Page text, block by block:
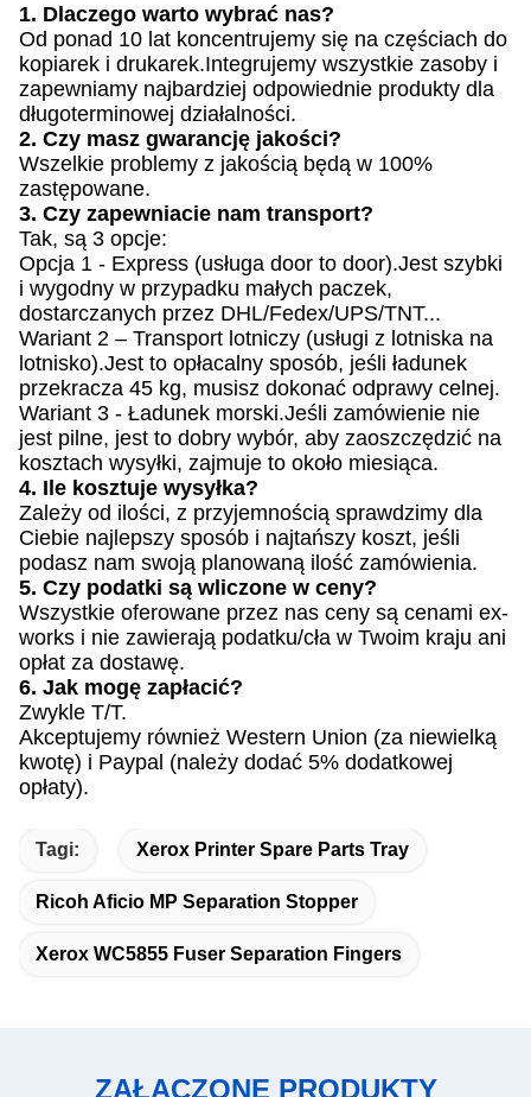
1. Dlaczego warto wybrać nas?
Od ponad 10 lat koncentrujemy się na częściach do
kopiarek i drukarek.Integrujemy wszystkie zasoby i
zapewniamy najbardziej odpowiednie produkty dla
długoterminowej działalności.
2. Czy masz gwarancję jakości?
Wszelkie problemy z jakością będą w 100%
zastępowane.
3. Czy zapewniacie nam transport?
Tak, są 3 opcje:
Opcja 1 - Express (usługa door to door).Jest szybki
i wygodny w przypadku małych paczek,
dostarczanych przez DHL/Fedex/UPS/TNT...
Wariant 2 – Transport lotniczy (usługi z lotniska na
lotnisko).Jest to opłacalny sposób, jeśli ładunek
przekracza 45 kg, musisz dokonać odprawy celnej.
Wariant 3 - Ładunek morski.Jeśli zamówienie nie
jest pilne, jest to dobry wybór, aby zaoszczędzić na
kosztach wysyłki, zajmuje to około miesiąca.
4. Ile kosztuje wysyłka?
Zależy od ilości, z przyjemnością sprawdzimy dla
Ciebie najlepszy sposób i najtańszy koszt, jeśli
podasz nam swoją planowaną ilość zamówienia.
5. Czy podatki są wliczone w ceny?
Wszystkie oferowane przez nas ceny są cenami ex-
works i nie zawierają podatku/cła w Twoim kraju ani
opłat za dostawę.
6. Jak mogę zapłacić?
Zwykle T/T.
Akceptujemy również Western Union (za niewielką
kwotę) i Paypal (należy dodać 5% dodatkowej
opłaty).
Tagi: Xerox Printer Spare Parts Tray
Ricoh Aficio MP Separation Stopper
Xerox WC5855 Fuser Separation Fingers
ZAŁĄCZONE PRODUKTY